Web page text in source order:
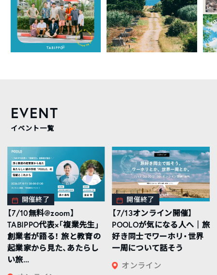
EVENT
イベント一覧
開催終了
【7/10無料@zoom】
TABIPPO代表×「複業先生」
創業者が語る！ 旅と教育の
起業家から見た、あたらし
い旅...
開催終了
【7/13オンライン開催】
POOLOが気になる人へ｜旅
好き同士でワーホリ・世界
一周について話そう
オンライン